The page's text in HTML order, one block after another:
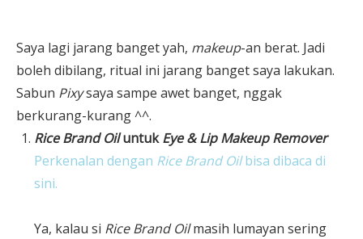
Saya lagi jarang banget yah, makeup-an berat. Jadi
boleh dibilang, ritual ini jarang banget saya lakukan.
Sabun Pixysaya sampe awet banget, nggak
berkurang-kurang ^^.
Rice Brand OiluntukEye & Lip Makeup Remover
Perkenalan dengan Rice Brand Oilbisa dibaca di
sini.
Ya, kalau si Rice Brand Oilmasih lumayan sering